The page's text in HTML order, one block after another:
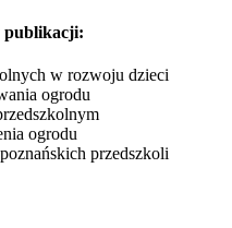
publikacji:
w rozwoju dzieci
ogrodu
ogrodu
przedszkoli